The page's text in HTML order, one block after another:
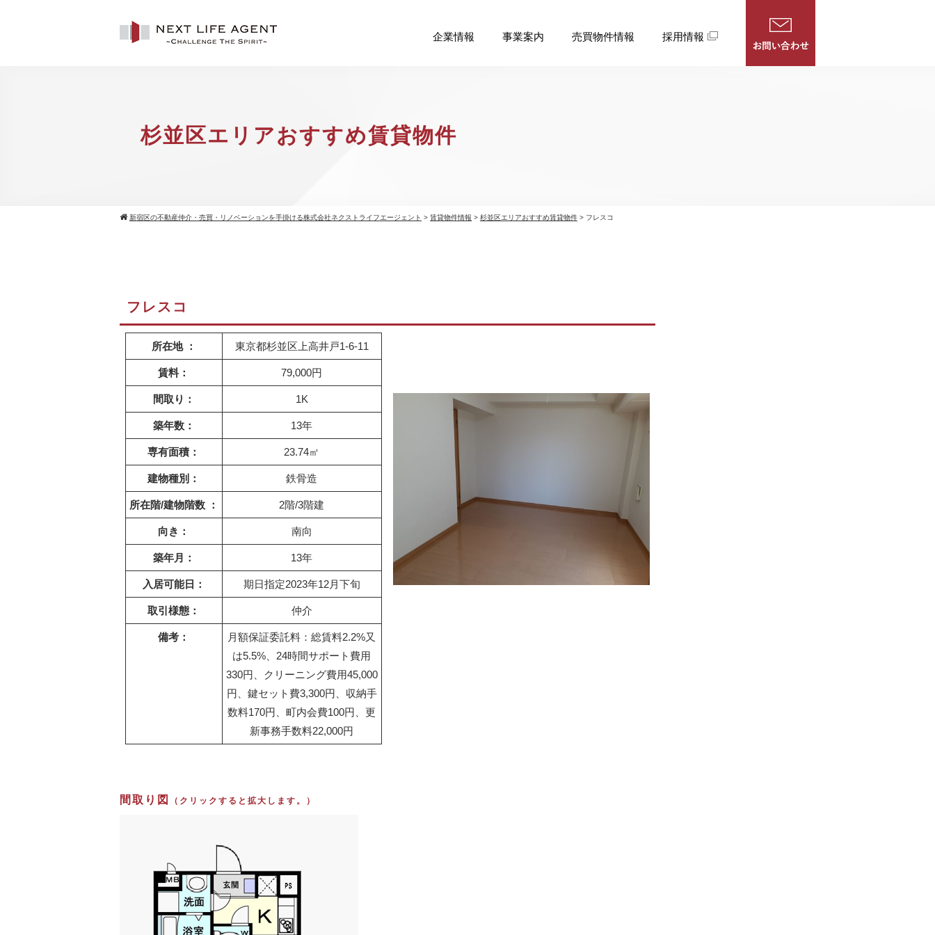
企業情報 事業案内 売買物件情報 採用情報
杉並区エリアおすすめ賃貸物件
新宿区の不動産仲介・売買・リノベーションを手掛ける株式会社ネクストライフエージェント > 賃貸物件情報 > 杉並区エリアおすすめ賃貸物件 > フレスコ
フレスコ
所在地 ： 東京都杉並区上高井戸1-6-11
賃料： 79,000円
間取り： 1K
築年数： 13年
専有面積： 23.74㎡
建物種別： 鉄骨造
所在階/建物階数 ： 2階/3階建
向き： 南向
築年月： 13年
入居可能日： 期日指定2023年12月下旬
取引様態： 仲介
備考：
月額保証委託料：総賃料2.2%又
は5.5%、24時間サポート費用
330円、クリーニング費用45,000
円、鍵セット費3,300円、収納手
数料170円、町内会費100円、更
新事務手数料22,000円
間取り図 （クリックすると拡大します。）